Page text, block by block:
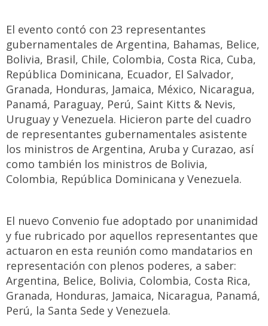
El evento contó con 23 representantes
gubernamentales de Argentina, Bahamas, Belice,
Bolivia, Brasil, Chile, Colombia, Costa Rica, Cuba,
República Dominicana, Ecuador, El Salvador,
Granada, Honduras, Jamaica, México, Nicaragua,
Panamá, Paraguay, Perú, Saint Kitts & Nevis,
Uruguay y Venezuela. Hicieron parte del cuadro
de representantes gubernamentales asistente
los ministros de Argentina, Aruba y Curazao, así
como también los ministros de Bolivia,
Colombia, República Dominicana y Venezuela.
El nuevo Convenio fue adoptado por unanimidad
y fue rubricado por aquellos representantes que
actuaron en esta reunión como mandatarios en
representación con plenos poderes, a saber:
Argentina, Belice, Bolivia, Colombia, Costa Rica,
Granada, Honduras, Jamaica, Nicaragua, Panamá,
Perú, la Santa Sede y Venezuela.